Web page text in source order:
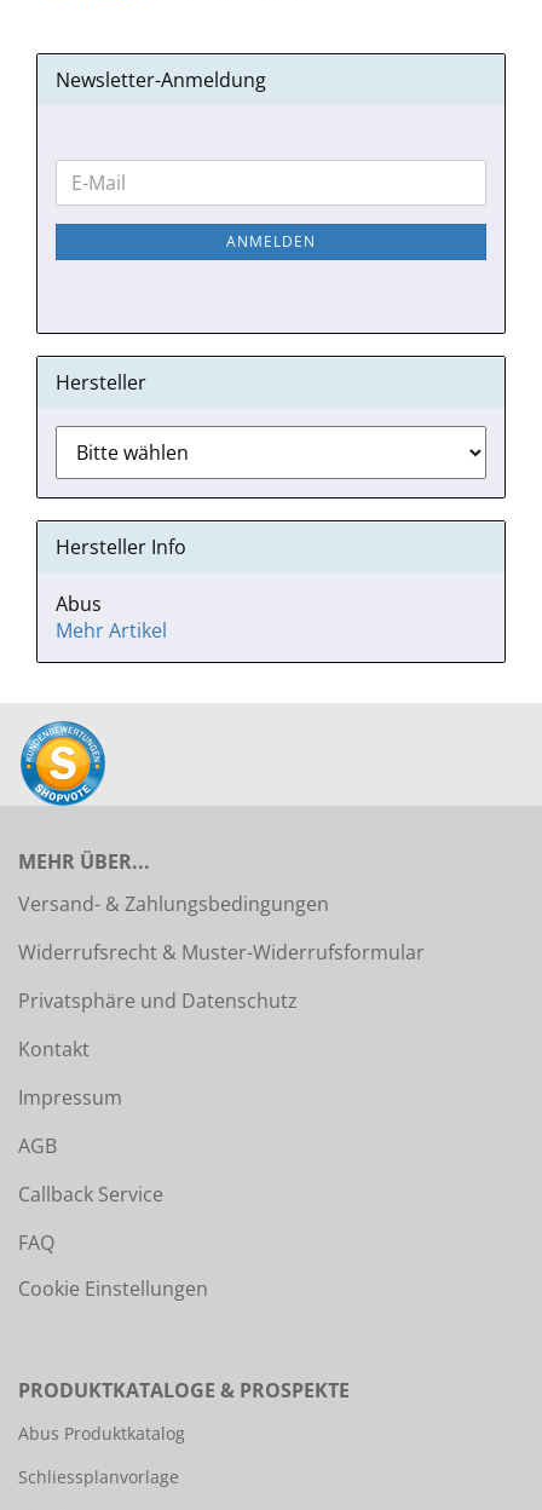
Newsletter-Anmeldung
WEITER
ZUR
NEWSLETTER-
E-
Mail
ANMELDEN
Hersteller
Hersteller Info
Abus
Mehr Artikel
MEHR ÜBER...
Versand- & Zahlungsbedingungen
Widerrufsrecht & Muster-Widerrufsformular
Privatsphäre und Datenschutz
Kontakt
Impressum
AGB
Callback Service
FAQ
Cookie Einstellungen
PRODUKTKATALOGE & PROSPEKTE
Abus Produktkatalog
Schliessplanvorlage